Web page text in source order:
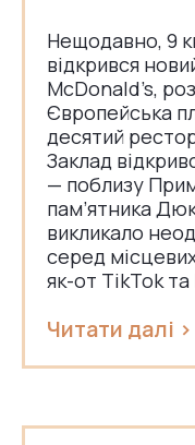
Нещодавно, 9
відкрився
McDonald’s,
Європейська
десятий
Заклад
— поблизу
пам’ятника
викликало
серед
як-от TikTok
Читати далі >